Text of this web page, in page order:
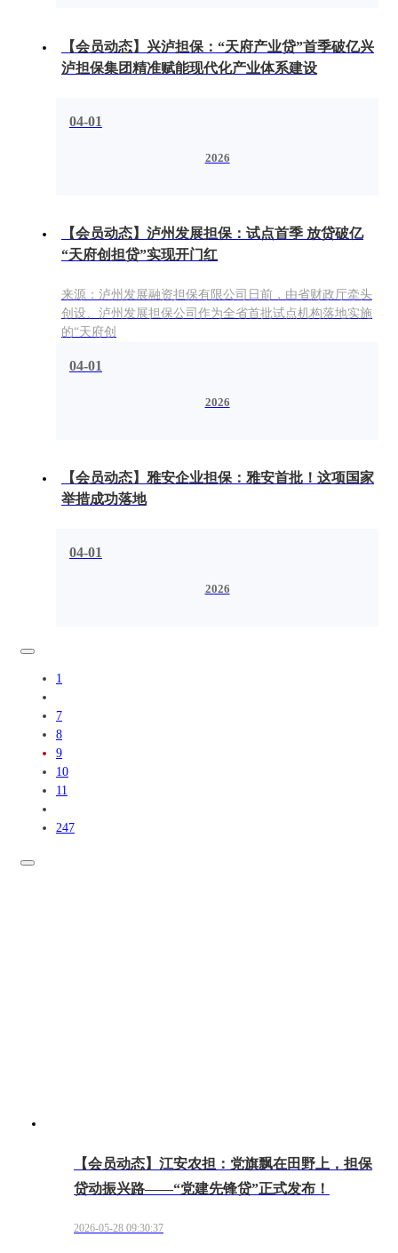
【会员动态】兴泸担保：“天府产业贷”首季破亿兴
泸担保集团精准赋能现代化产业体系建设
04-01
2026
【会员动态】泸州发展担保：试点首季 放贷破亿
“天府创担贷”实现开门红
来源：泸州发展融资担保有限公司日前，由省财政厅牵头
创设、泸州发展担保公司作为全省首批试点机构落地实施
的“天府创
04-01
2026
【会员动态】雅安企业担保：雅安首批！这项国家
举措成功落地
04-01
2026
1
7
8
9
10
11
247
【会员动态】江安农担：党旗飘在田野上，担保
贷动振兴路——“党建先锋贷”正式发布！
2026-05-28 09:30:37